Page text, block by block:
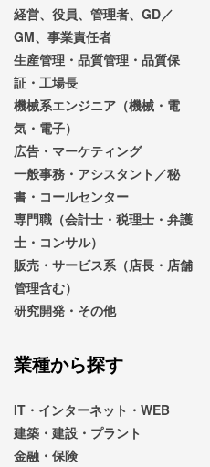
経営、役員、管理者、GD／
GM、事業責任者
生産管理・品質管理・品質保
証・工場長
機械系エンジニア（機械・電
気・電子）
広告・マーケティング
一般事務・アシスタント／秘
書・コールセンター
専門職（会計士・税理士・弁護
士・コンサル）
販売・サービス系（店長・店舗
管理含む）
研究開発・その他
業種から探す
IT・インターネット・WEB
建築・建設・プラント
金融・保険